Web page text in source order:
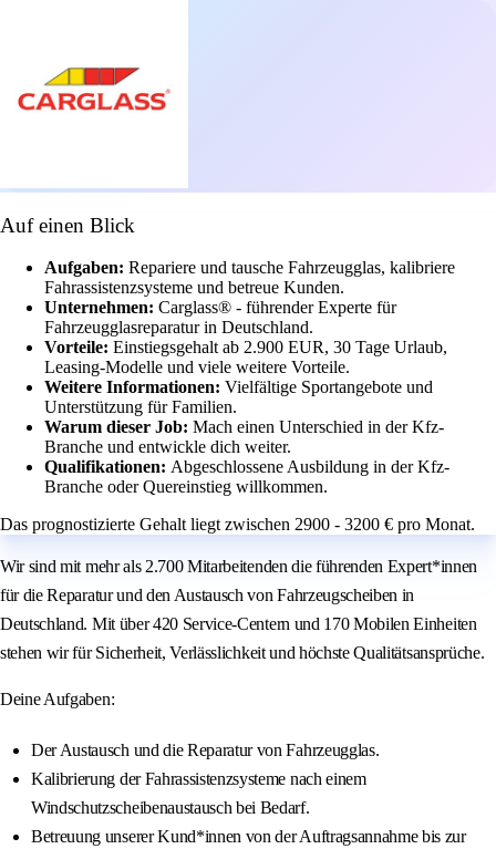
Auf einen Blick
Aufgaben: Repariere und tausche Fahrzeugglas, kalibriere
Fahrassistenzsysteme und betreue Kunden.
Unternehmen: Carglass® - führender Experte für
Fahrzeugglasreparatur in Deutschland.
Vorteile: Einstiegsgehalt ab 2.900 EUR, 30 Tage Urlaub,
Leasing-Modelle und viele weitere Vorteile.
Weitere Informationen: Vielfältige Sportangebote und
Unterstützung für Familien.
Warum dieser Job: Mach einen Unterschied in der Kfz-
Branche und entwickle dich weiter.
Qualifikationen: Abgeschlossene Ausbildung in der Kfz-
Branche oder Quereinstieg willkommen.
Das prognostizierte Gehalt liegt zwischen 2900 - 3200 € pro Monat.
Wir sind mit mehr als 2.700 Mitarbeitenden die führenden Expert*innen
für die Reparatur und den Austausch von Fahrzeugscheiben in
Deutschland. Mit über 420 Service-Centern und 170 Mobilen Einheiten
stehen wir für Sicherheit, Verlässlichkeit und höchste Qualitätsansprüche.
Deine Aufgaben:
Der Austausch und die Reparatur von Fahrzeugglas.
Kalibrierung der Fahrassistenzsysteme nach einem
Windschutzscheibenaustausch bei Bedarf.
Betreuung unserer Kund*innen von der Auftragsannahme bis zur